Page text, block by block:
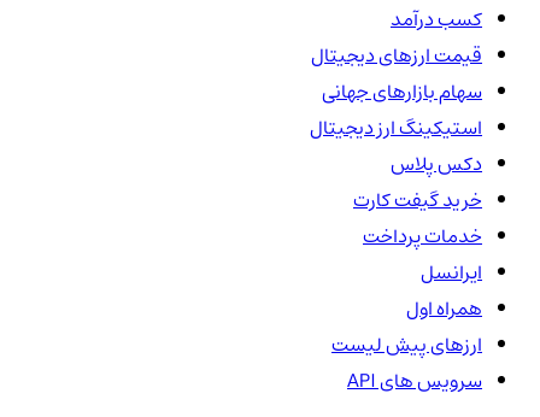
کسب درآمد
قیمت ارزهای دیجیتال
سهام بازارهای جهانی
استیکینگ ارز دیجیتال
دکس پلاس
خرید گیفت کارت
خدمات پرداخت
ایرانسل
همراه اول
ارزهای پیش لیست
سرویس های API